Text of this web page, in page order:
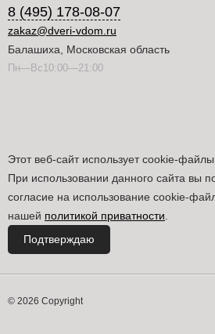
8 (495) 178-08-07
zakaz@dveri-vdom.ru
Балашиха, Московская область
Пн—Вс10:00—21:00
Этот веб-сайт использует cookie-файлы.
При использовании данного сайта вы
согласие на использование cookie-
нашей политикой приватности
Подтверждаю
© 2026 Copyright